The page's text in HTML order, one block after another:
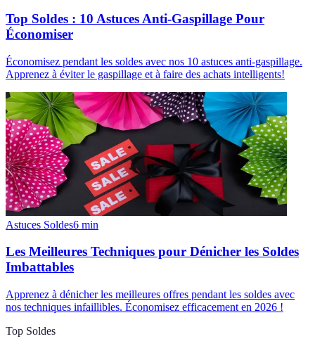
Top Soldes : 10 Astuces Anti-Gaspillage Pour
Économiser
Économisez pendant les soldes avec nos 10 astuces anti-gaspillage.
Apprenez à éviter le gaspillage et à faire des achats intelligents!
Astuces Soldes6 min
Les Meilleures Techniques pour Dénicher les Soldes
Imbattables
Apprenez à dénicher les meilleures offres pendant les soldes avec
nos techniques infaillibles. Économisez efficacement en 2026 !
Top Soldes